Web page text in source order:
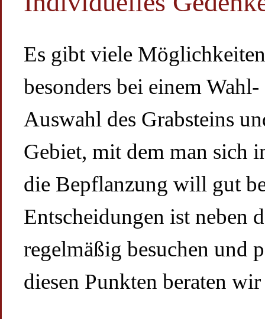
Es gibt viele
besonders bei einem
Auswahl des Grabsteins
Gebiet, mit dem man sich
die Bepflanzung will gut
Entscheidungen ist neben
regelmäßig besuchen und
diesen Punkten beraten